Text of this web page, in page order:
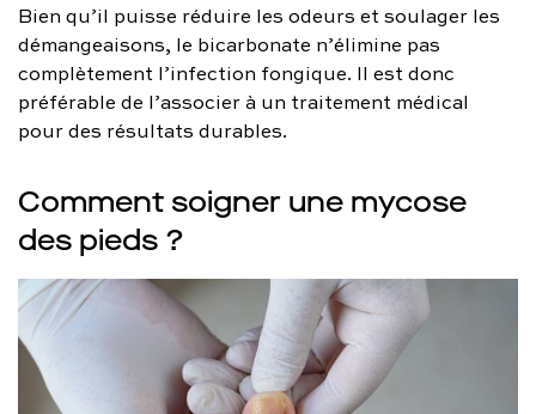
Bien qu’il puisse réduire les odeurs et soulager les
démangeaisons, le bicarbonate n’élimine pas
complètement l’infection fongique. Il est donc
préférable de l’associer à un traitement médical
pour des résultats durables.
Comment soigner une mycose
des pieds ?